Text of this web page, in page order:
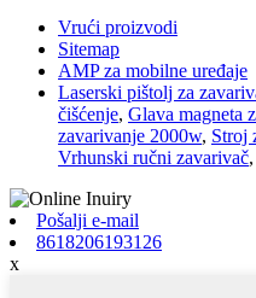
Vrući proizvodi
Sitemap
AMP za mobilne uređaje
Laserski pištolj za
čišćenje, Glava magneta
zavarivanje 2000w, Stroj
Vrhunski ručni zavarivač,
Pošalji e-mail
8618206193126
x